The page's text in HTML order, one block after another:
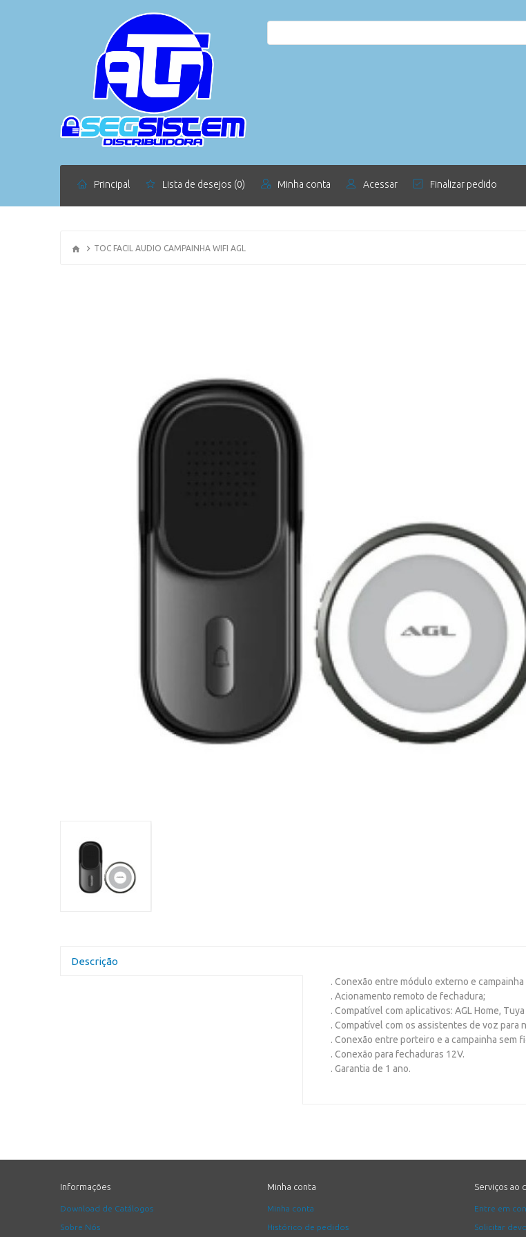
Principal Lista de desejos (0) Minha conta Acessar Finalizar pedido
TOC FACIL AUDIO CAMPAINHA WIFI AGL
Descrição
. Conexão entre módulo externo e campainha
. Acionamento remoto de fechadura;
. Compatível com aplicativos: AGL Home,
. Compatível com os assistentes de voz
. Conexão entre porteiro e a campainha sem
. Conexão para fechaduras 12V.
. Garantia de 1 ano.
Informações
Download de Catálogos
Sobre Nós
Minha conta
Minha conta
Histórico de pedidos
Serviços ao
Entre em
Solicitar